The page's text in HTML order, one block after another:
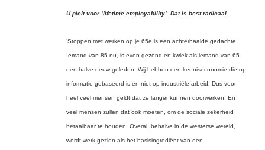
U pleit voor ‘lifetime employability’. Dat is best radicaal.
‘Stoppen met werken op je 65e is een achterhaalde gedachte.
Iemand van 85 nu, is even gezond en kwiek als iemand van 65
een halve eeuw geleden. Wij hebben een kenniseconomie die op
informatie gebaseerd is en niet op industriële arbeid. Dus voor
heel veel mensen geldt dat ze langer kunnen doorwerken. En
veel mensen zullen dat ook moeten, om de sociale zekerheid
betaalbaar te houden. Overal, behalve in de westerse wereld,
wordt werk gezien als het basisingrediënt van een